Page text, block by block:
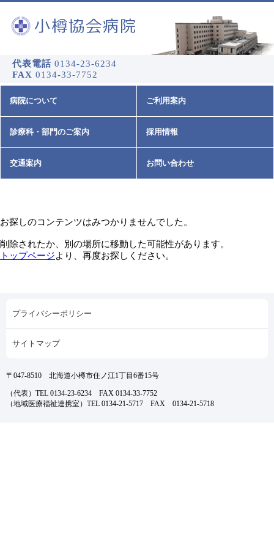
代表電話 0134-23-6234
FAX 0134-33-7752
病院について ご利用案内
診療科・部門のご案内 採用情報
交通案内 お問い合わせ
お探しのコンテンツはみつかりませんでした。
削除されたか、別の場所に移動した可能性があります。
トップページより、再度お探しください。
プライバシーポリシー
サイトマップ
〒047-8510 北海道小樽市住ノ江1丁目6番15号
（代表）TEL 0134-23-6234 FAX 0134-33-7752
（地域医療福祉連携室）TEL 0134-21-5717 FAX 0134-21-5718